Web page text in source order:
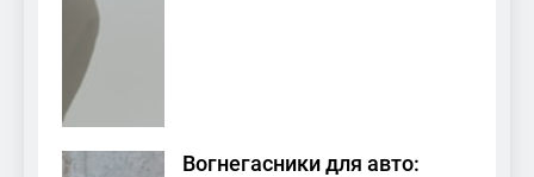
Вогнегасники для авто: